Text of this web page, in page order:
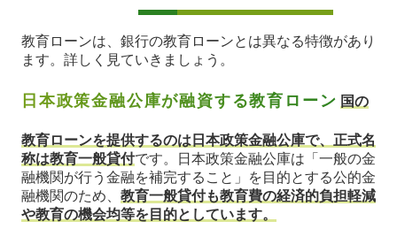
教育ローンは、銀行の教育ローンとは異なる特徴があり
ます。詳しく見ていきましょう。
日本政策金融公庫が融資する教育ローン 国の
教育ローンを提供するのは日本政策金融公庫で、正式名
称は教育一般貸付です。日本政策金融公庫は「一般の金
融機関が行う金融を補完すること」を目的とする公的金
融機関のため、 教育一般貸付も教育費の経済的負担軽減
や教育の機会均等を目的としています。